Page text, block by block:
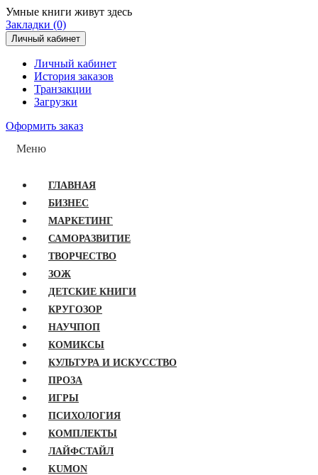
Умные книги живут здесь
Закладки (0)
Личный кабинет
Личный кабинет
История заказов
Транзакции
Загрузки
Оформить заказ
Меню
ГЛАВНАЯ
БИЗНЕС
МАРКЕТИНГ
САМОРАЗВИТИЕ
ТВОРЧЕСТВО
ЗОЖ
ДЕТСКИЕ КНИГИ
КРУГОЗОР
НАУЧПОП
КОМИКСЫ
КУЛЬТУРА И ИСКУССТВО
ПРОЗА
ИГРЫ
ПСИХОЛОГИЯ
КОМПЛЕКТЫ
ЛАЙФСТАЙЛ
KUMON